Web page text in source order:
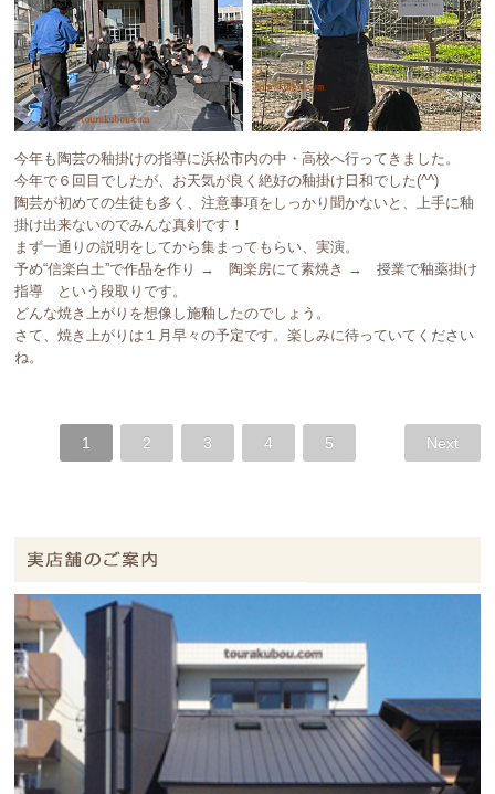
今年も陶芸の釉掛けの指導に浜松市内の中・高校へ行ってきました。
今年で６回目でしたが、お天気が良く絶好の釉掛け日和でした(^^)
陶芸が初めての生徒も多く、注意事項をしっかり聞かないと、上手に釉
掛け出来ないのでみんな真剣です！
まず一通りの説明をしてから集まってもらい、実演。
予め“信楽白土”で作品を作り → 陶楽房にて素焼き → 授業で釉薬掛け
指導 という段取りです。
どんな焼き上がりを想像し施釉したのでしょう。
さて、焼き上がりは１月早々の予定です。楽しみに待っていてください
ね。
1 2 3 4 5 Next